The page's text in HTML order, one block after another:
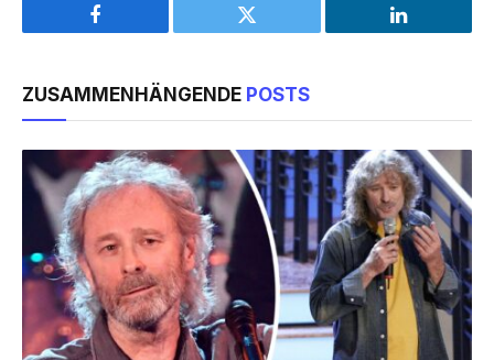
Facebook Twitter LinkedIn
ZUSAMMENHÄNGENDE POSTS